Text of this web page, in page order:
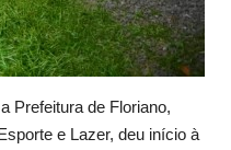
Prefeitura de Floriano,
e Lazer, deu início à